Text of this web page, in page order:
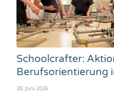
Schoolcrafter:
Berufsorientierung
28. Juni 2026